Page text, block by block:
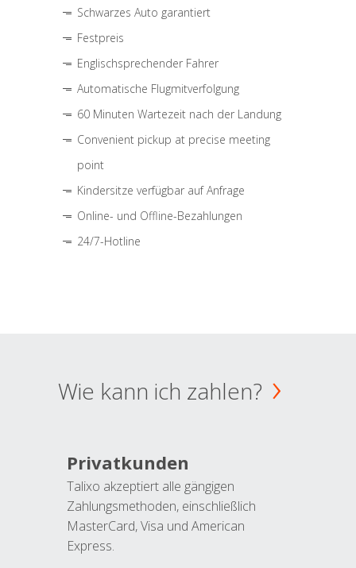
Schwarzes Auto garantiert
Festpreis
Englischsprechender Fahrer
Automatische Flugmitverfolgung
60 Minuten Wartezeit nach der Landung
Convenient pickup at precise meeting
point
Kindersitze verfügbar auf Anfrage
Online- und Offline-Bezahlungen
24/7-Hotline
Wie kann ich zahlen?
Privatkunden
Talixo akzeptiert alle gängigen
Zahlungsmethoden, einschließlich
MasterCard, Visa und American
Express.